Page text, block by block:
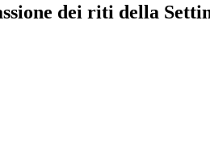
dei riti della